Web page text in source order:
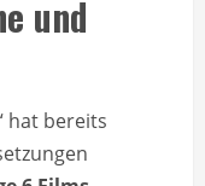
und
hat bereits